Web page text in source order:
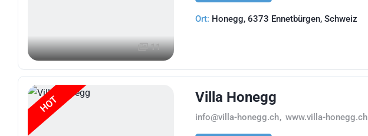
11
Ort: Honegg, 6373 Ennetbürgen, Schweiz
HOT Villa Honegg
info@villa-honegg.ch, www.villa-honegg.ch